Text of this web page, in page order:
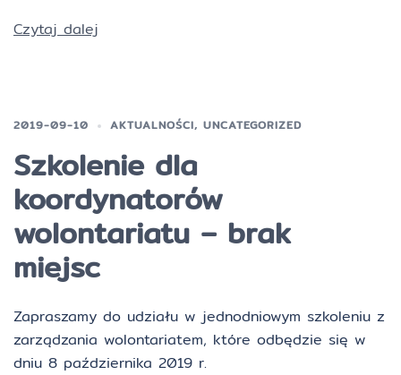
Czytaj dalej
2019-09-10 AKTUALNOŚCI, UNCATEGORIZED
Szkolenie dla
koordynatorów
wolontariatu – brak
miejsc
Zapraszamy do udziału w jednodniowym szkoleniu z
zarządzania wolontariatem, które odbędzie się w
dniu 8 października 2019 r.